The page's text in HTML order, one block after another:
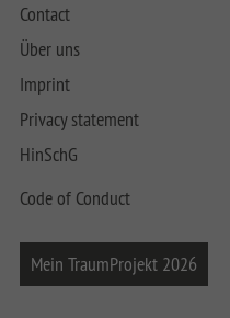
Contact
Über uns
Imprint
Privacy statement
HinSchG
Code of Conduct
Mein TraumProjekt 2026